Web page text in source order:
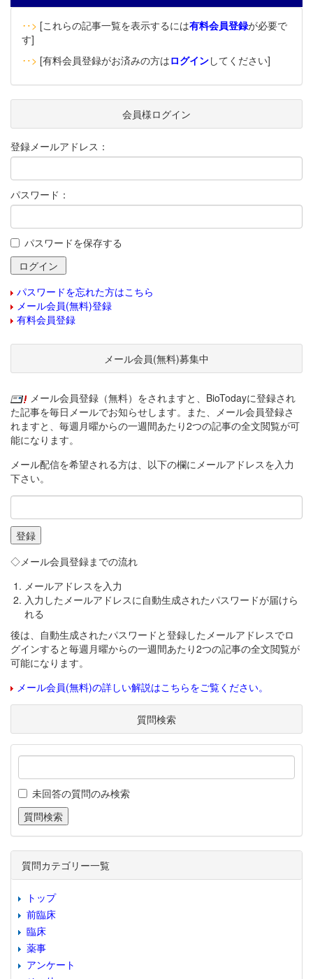
‥> [これらの記事一覧を表示するには有料会員登録が必要で
す]
‥> [有料会員登録がお済みの方はログインしてください]
会員様ログイン
登録メールアドレス：
パスワード：
パスワードを保存する
パスワードを忘れた方はこちら
メール会員(無料)登録
有料会員登録
メール会員(無料)募集中
メール会員登録（無料）をされますと、BioTodayに登録され
た記事を毎日メールでお知らせします。また、メール会員登録さ
れますと、毎週月曜からの一週間あたり2つの記事の全文閲覧が可
能になります。
メール配信を希望される方は、以下の欄にメールアドレスを入力
下さい。
◇メール会員登録までの流れ
メールアドレスを入力
入力したメールアドレスに自動生成されたパスワードが届けら
れる
後は、自動生成されたパスワードと登録したメールアドレスでロ
グインすると毎週月曜からの一週間あたり2つの記事の全文閲覧が
可能になります。
メール会員(無料)の詳しい解説はこちらをご覧ください。
質問検索
未回答の質問のみ検索
質問カテゴリー一覧
トップ
前臨床
臨床
薬事
アンケート